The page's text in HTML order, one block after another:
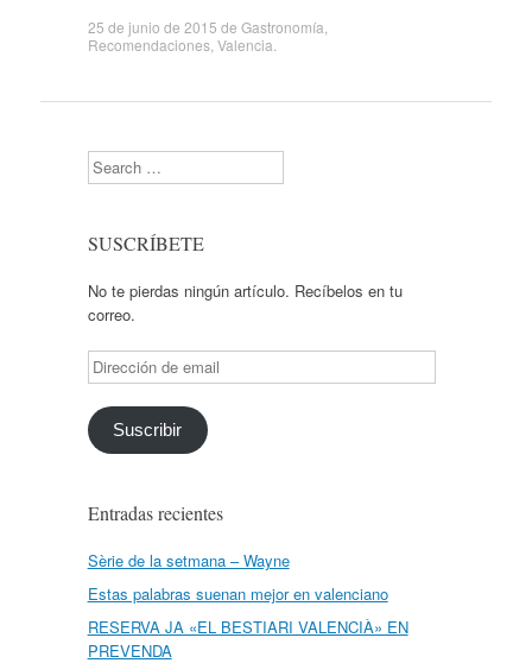
25 de junio de 2015 de Gastronomía
Recomendaciones, Valencia
Search
SUSCRÍBETE
No te pierdas ningún artículo. Recíbelos en tu
correo.
Dirección
de
email
Suscribir
Entradas recientes
Sèrie de la setmana – Wayne
Estas palabras suenan mejor en valenciano
RESERVA JA «EL BESTIARI VALENCIÀ» EN
PREVENDA